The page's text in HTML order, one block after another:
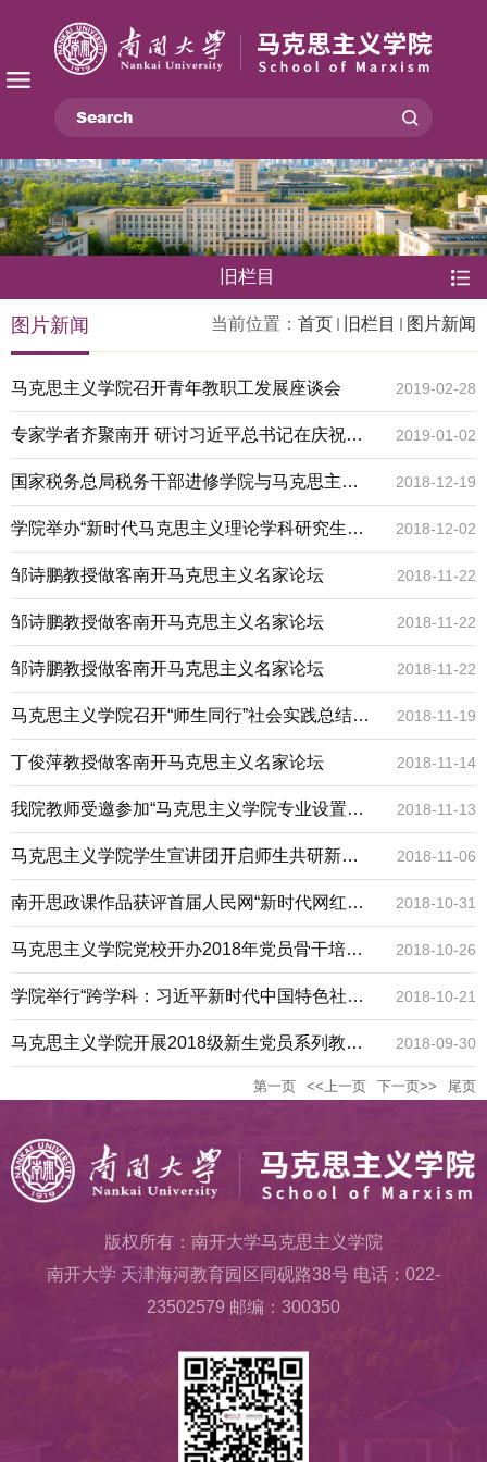
旧栏目
当前位置： 首页 旧栏目 图片新闻
图片新闻
马克思主义学院召开青年教职工发展座谈会 2019-02-28
专家学者齐聚南开 研讨习近平总书记在庆祝改
革开放40周年大会上的讲话
2019-01-02
国家税务总局税务干部进修学院与马克思主义
学院洽谈共建
2018-12-19
学院举办“新时代马克思主义理论学科研究生培
养研讨会” 暨“新时代马克思主义理论学科研究
生论坛”
2018-12-02
邹诗鹏教授做客南开马克思主义名家论坛 2018-11-22
邹诗鹏教授做客南开马克思主义名家论坛 2018-11-22
邹诗鹏教授做客南开马克思主义名家论坛 2018-11-22
马克思主义学院召开“师生同行”社会实践总结表
彰推动会
2018-11-19
丁俊萍教授做客南开马克思主义名家论坛 2018-11-14
我院教师受邀参加“马克思主义学院专业设置三
十周年纪念暨马克思主义理论本科专业建设高
端论坛”
2018-11-13
马克思主义学院学生宣讲团开启师生共研新征
程
2018-11-06
南开思政课作品获评首届人民网“新时代网红思
政课”
2018-10-31
马克思主义学院党校开办2018年党员骨干培训
班
2018-10-26
学院举行“跨学科：习近平新时代中国特色社会
主义思想研究”学术研讨会
2018-10-21
马克思主义学院开展2018级新生党员系列教育 2018-09-30
第一页 <<上一页 下一页>> 尾页
版权所有：南开大学马克思主义学院
南开大学 天津海河教育园区同砚路38号 电话：022-
23502579 邮编：300350